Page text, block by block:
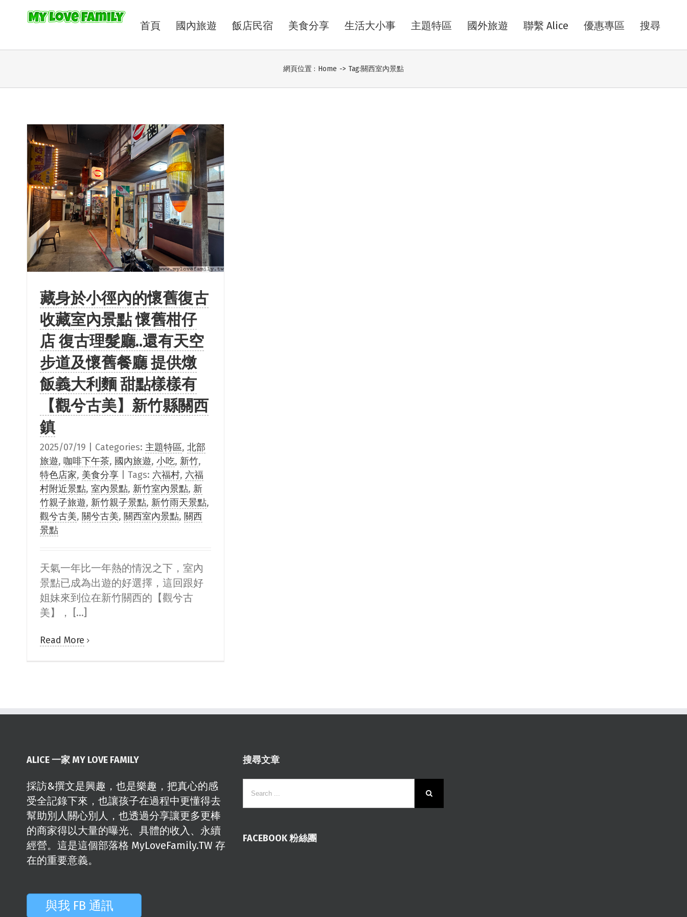
首頁 國內旅遊 飯店民宿 美食分享 生活大小事 主題特區 國外旅遊 聯繫 Alice 優惠專區 搜尋
網頁位置 : Home -> Tag:關西室內景點
藏身於小徑內的懷舊復古
收藏室內景點 懷舊柑仔
店 復古理髮廳..還有天空
步道及懷舊餐廳 提供燉
飯義大利麵 甜點樣樣有
【觀兮古美】新竹縣關西
鎮
2025/07/19 Categories: 主題特區, 北部
旅遊, 咖啡下午茶, 國內旅遊, 小吃, 新竹,
特色店家, 美食分享 Tags: 六福村, 六福
村附近景點, 室內景點, 新竹室內景點, 新
竹親子旅遊, 新竹親子景點, 新竹雨天景點,
觀兮古美, 關兮古美, 關西室內景點, 關西
景點
天氣一年比一年熱的情況之下，室內
景點已成為出遊的好選擇，這回跟好
姐妹來到位在新竹關西的【觀兮古
美】， [...]
Read More
ALICE 一家 MY LOVE FAMILY
採訪&撰文是興趣，也是樂趣，把真心的感
受全記錄下來，也讓孩子在過程中更懂得去
幫助別人關心別人，也透過分享讓更多更棒
的商家得以大量的曝光、具體的收入、永續
經營。這是這個部落格 MyLoveFamily.TW 存
在的重要意義。
與我 FB 通訊
搜尋文章
FACEBOOK 粉絲團